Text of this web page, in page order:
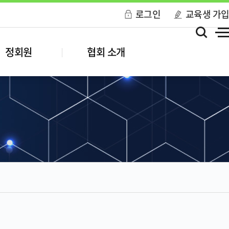
로그인 교육생 가입
정회원 협회 소개